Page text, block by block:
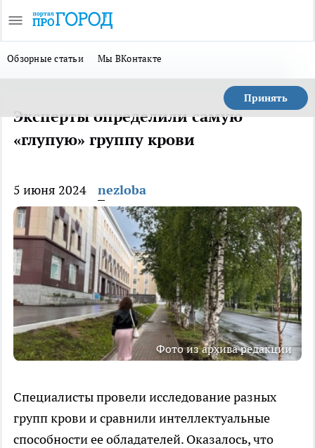
Обзорные статьи Мы ВКонтакте
Принять
Эксперты определили самую
«глупую» группу крови
5 июня 2024 nezloba
Фото из архива редакции
Специалисты провели исследование разных
групп крови и сравнили интеллектуальные
способности ее обладателей. Оказалось, что